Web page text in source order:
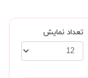
تعداد نمایش